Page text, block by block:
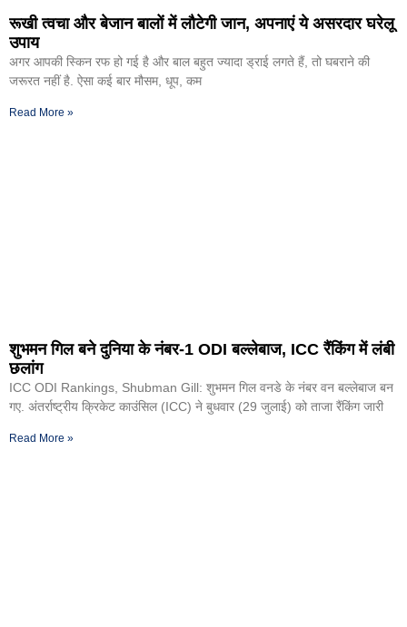
रूखी त्वचा और बेजान बालों में लौटेगी जान, अपनाएं ये असरदार घरेलू
उपाय
अगर आपकी स्किन रफ हो गई है और बाल बहुत ज्यादा ड्राई लगते हैं, तो घबराने की
जरूरत नहीं है. ऐसा कई बार मौसम, धूप, कम
Read More »
शुभमन गिल बने दुनिया के नंबर-1 ODI बल्लेबाज, ICC रैंकिंग में लंबी
छलांग
ICC ODI Rankings, Shubman Gill: शुभमन गिल वनडे के नंबर वन बल्लेबाज बन
गए. अंतर्राष्ट्रीय क्रिकेट काउंसिल (ICC) ने बुधवार (29 जुलाई) को ताजा रैंकिंग जारी
Read More »